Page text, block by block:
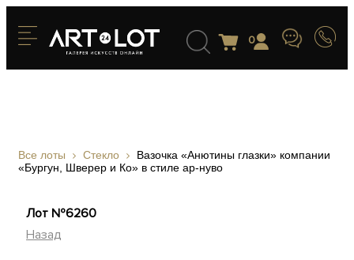
0
Все лоты Стекло
Вазочка «Анютины глазки» компании
«Бургун, Шверер и Ко» в стиле ар-нуво
Лот №6260
Назад